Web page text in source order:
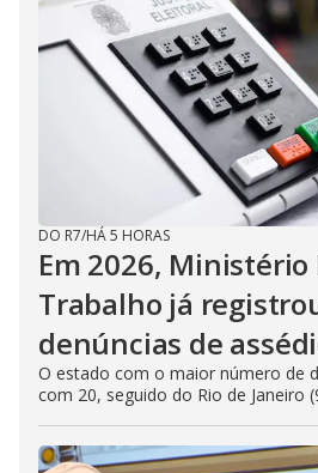
DO R7/HÁ 5 HORAS
Em 2026, Ministério
Trabalho já
denúncias de
O estado com o maior número de
com 20, seguido do Rio de Janeiro